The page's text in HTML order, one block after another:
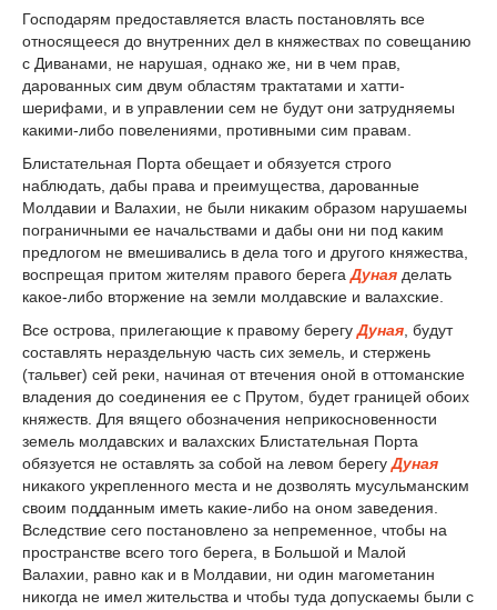
Господарям предоставляется власть постановлять все
относящееся до внутренних дел в княжествах по совещанию
с Диванами, не нарушая, однако же, ни в чем прав,
дарованных сим двум областям трактатами и хатти-
шерифами, и в управлении сем не будут они затрудняемы
какими-либо повелениями, противными сим правам.
Блистательная Порта обещает и обязуется строго
наблюдать, дабы права и преимущества, дарованные
Молдавии и Валахии, не были никаким образом нарушаемы
пограничными ее начальствами и дабы они ни под каким
предлогом не вмешивались в дела того и другого княжества,
воспрещая притом жителям правого берегаДуная делать
какое-либо вторжение на земли молдавские и валахские.
Все острова, прилегающие к правому берегуДуная , будут
составлять нераздельную часть сих земель, и стержень
(тальвег) сей реки, начиная от втечения оной в оттоманские
владения до соединения ее с Прутом, будет границей обоих
княжеств. Для вящего обозначения неприкосновенности
земель молдавских и валахских Блистательная Порта
обязуется не оставлять за собой на левом берегуДуная
никакого укрепленного места и не дозволять мусульманским
своим подданным иметь какие-либо на оном заведения.
Вследствие сего постановлено за непременное, чтобы на
пространстве всего того берега, в Большой и Малой
Валахии, равно как и в Молдавии, ни один магометанин
никогда не имел жительства и чтобы туда допускаемы были с